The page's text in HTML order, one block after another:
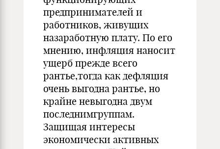
предпринимателей и
работников, живущих
назаработную плату. По его
мнению, инфляция наносит
ущерб прежде всего
рантье,тогда как дефляция
очень выгод­на рантье, но
крайне невыгодна двум
последнимгруппам.
Защищая интересы
экономически активных